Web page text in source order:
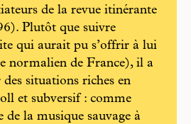
de la revue itinérante
Plutôt que suivre
qui aurait pu s’offrir à lui
normalien de France), il a
situations riches en
et subversif : comme
de la musique sauvage à